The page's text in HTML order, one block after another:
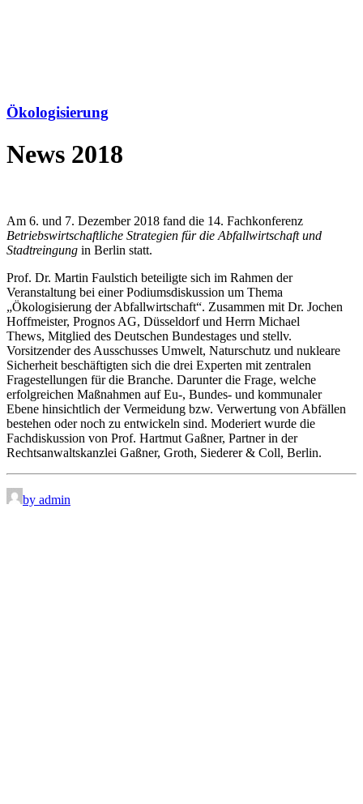
Ökologisierung
News 2018
Am 6. und 7. Dezember 2018 fand die 14. Fachkonferenz
Betriebswirtschaftliche Strategien für die Abfallwirtschaft und
Stadtreingung in Berlin statt.
Prof. Dr. Martin Faulstich beteiligte sich im Rahmen der
Veranstaltung bei einer Podiumsdiskussion um Thema
„Ökologisierung der Abfallwirtschaft“. Zusammen mit Dr. Jochen
Hoffmeister, Prognos AG, Düsseldorf und Herrn Michael
Thews, Mitglied des Deutschen Bundestages und stellv.
Vorsitzender des Ausschusses Umwelt, Naturschutz und nukleare
Sicherheit beschäftigten sich die drei Experten mit zentralen
Fragestellungen für die Branche. Darunter die Frage, welche
erfolgreichen Maßnahmen auf Eu-, Bundes- und kommunaler
Ebene hinsichtlich der Vermeidung bzw. Verwertung von Abfällen
bestehen oder noch zu entwickeln sind. Moderiert wurde die
Fachdiskussion von Prof. Hartmut Gaßner, Partner in der
Rechtsanwaltskanzlei Gaßner, Groth, Siederer & Coll, Berlin.
by admin